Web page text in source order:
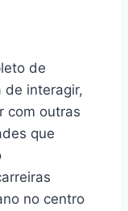
de
de interagir,
com outras
que
no centro